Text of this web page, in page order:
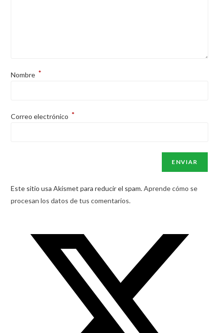
Nombre *
Correo electrónico *
Este sitio usa Akismet para reducir el spam.Aprende cómo se
procesan los datos de tus comentarios.